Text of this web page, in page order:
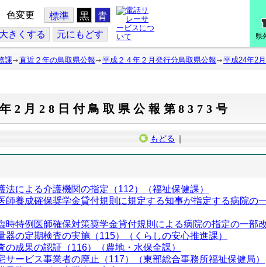
色変更 標準 黒 青
大きくする 元にもどす 県
課 直近２年の鳥取県公報 平成２４年２月発行分鳥取県公報 平成24年2
2月28日付鳥取県公報第8373号
もどる ｜
法による介護機関の指定（112）（福祉保健課）
師養成確保奨学金貸付規則に規定する知事が指定する病院の
時特例医師確保対策奨学金貸付規則による病院の指定の一部
器の定期検査の実施（115）（くらしの安心推進課）
の成果の認証（116）（農地・水保全課）
サービス事業者の廃止（117）（東部総合事務所福祉保健局）